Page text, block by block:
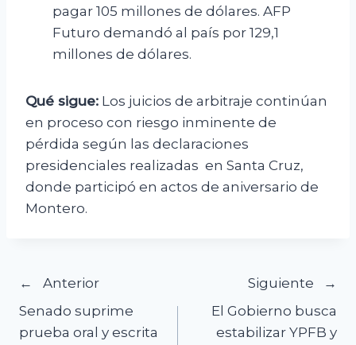
pagar 105 millones de dólares. AFP
Futuro demandó al país por 129,1
millones de dólares.
Qué sigue: Los juicios de arbitraje continúan
en proceso con riesgo inminente de
pérdida según las declaraciones
presidenciales realizadas en Santa Cruz,
donde participó en actos de aniversario de
Montero.
Navegación
de
Anterior
Senado suprime
prueba oral y escrita
Siguiente
El Gobierno busca
estabilizar YPFB y